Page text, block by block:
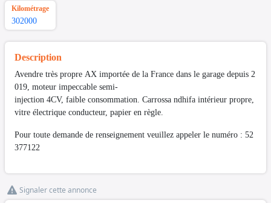
Kilométrage
302000
Description
Avendre très propre AX importée de la France dans le garage depuis 2
019, moteur impeccable semi-
injection 4CV, faible consommation. Carrossa ndhifa intérieur propre,
vitre électrique conducteur, papier en règle.
Pour toute demande de renseignement veuillez appeler le numéro : 52
377122
Signaler cette annonce